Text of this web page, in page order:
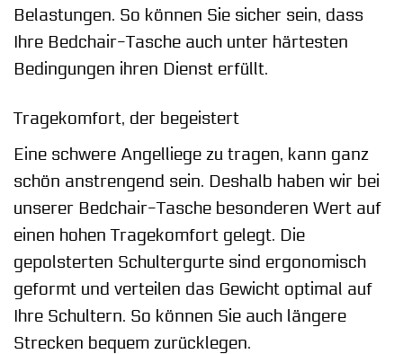
Belastungen. So können Sie sicher sein, dass
Ihre Bedchair-Tasche auch unter härtesten
Bedingungen ihren Dienst erfüllt.
Tragekomfort, der begeistert
Eine schwere Angelliege zu tragen, kann ganz
schön anstrengend sein. Deshalb haben wir bei
unserer Bedchair-Tasche besonderen Wert auf
einen hohen Tragekomfort gelegt. Die
gepolsterten Schultergurte sind ergonomisch
geformt und verteilen das Gewicht optimal auf
Ihre Schultern. So können Sie auch längere
Strecken bequem zurücklegen.